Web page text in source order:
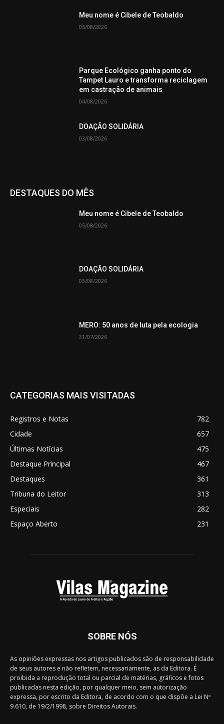
Meu nome é Cibele de Teobaldo
05/08/2026
Parque Ecológico ganha ponto do
Tampet Lauro e transforma reciclagem
em castração de animais
04/08/2026
DOAÇÃO SOLIDÁRIA
03/08/2026
DESTAQUES DO MÊS
Meu nome é Cibele de Teobaldo
05/08/2026
DOAÇÃO SOLIDÁRIA
03/08/2026
MERO: 50 anos de luta pela ecologia
31/07/2026
CATEGORIAS MAIS VISITADAS
Registros e Notas
782
Cidade
657
Últimas Notícias
475
Destaque Principal
467
Destaques
361
Tribuna do Leitor
313
Especiais
282
Espaço Aberto
231
SOBRE NÓS
As opiniões expressas nos artigos publicados são de responsabilidade
de seus autores e não refletem, necessariamente, as da Editora. É
proibida a reprodução total ou parcial de matérias, gráficos e fotos
publicadas nesta edição, por qualquer meio, sem autorização
expressa, por escrito da Editora, de acordo com o que dispõe a Lei Nº
9.610, de 19/2/1998, sobre Direitos Autorais.